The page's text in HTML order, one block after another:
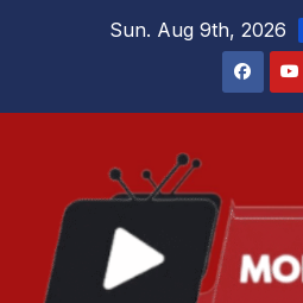
Sun. Aug 9th, 2026